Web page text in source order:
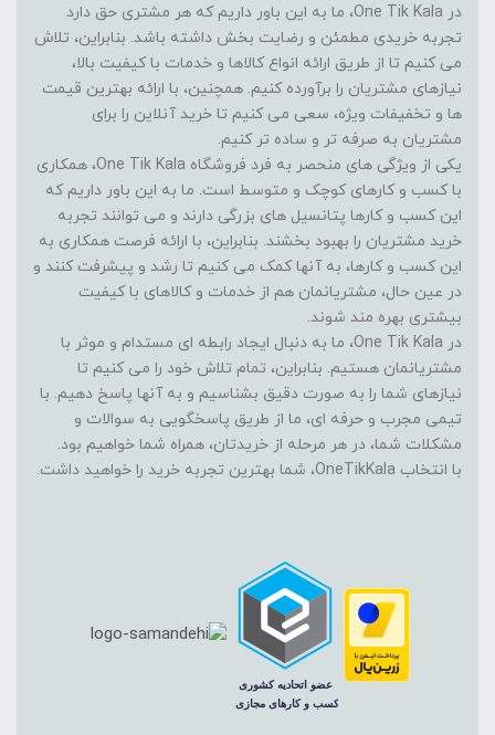
در One Tik Kala، ما به این باور داریم که هر مشتری حق دارد
تجربه خریدی مطمئن و رضایت بخش داشته باشد. بنابراین، تلاش
می کنیم تا از طریق ارائه انواع کالاها و خدمات با کیفیت بالا،
نیازهای مشتریان را برآورده کنیم. همچنین، با ارائه بهترین قیمت
ها و تخفیفات ویژه، سعی می کنیم تا خرید آنلاین را برای
مشتریان به صرفه تر و ساده تر کنیم.
یکی از ویژگی های منحصر به فرد فروشگاه One Tik Kala، همکاری
با کسب و کارهای کوچک و متوسط است. ما به این باور داریم که
این کسب و کارها پتانسیل های بزرگی دارند و می توانند تجربه
خرید مشتریان را بهبود بخشند. بنابراین، با ارائه فرصت همکاری به
این کسب و کارها، به آنها کمک می کنیم تا رشد و پیشرفت کنند و
در عین حال، مشتریانمان هم از خدمات و کالاهای با کیفیت
بیشتری بهره مند شوند.
در One Tik Kala، ما به دنبال ایجاد رابطه ای مستدام و موثر با
مشتریانمان هستیم. بنابراین، تمام تلاش خود را می کنیم تا
نیازهای شما را به صورت دقیق بشناسیم و به آنها پاسخ دهیم. با
تیمی مجرب و حرفه ای، ما از طریق پاسخگویی به سوالات و
مشکلات شما، در هر مرحله از خریدتان، همراه شما خواهیم بود.
با انتخاب OneTikKala، شما بهترین تجربه خرید را خواهید داشت.